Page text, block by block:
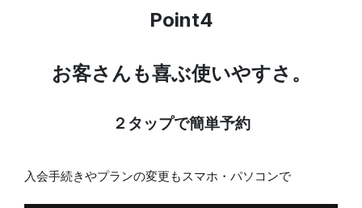
Point4
お客さんも喜ぶ使いやすさ。
２タップで簡単予約
入会手続きやプランの変更もスマホ・パソコンで